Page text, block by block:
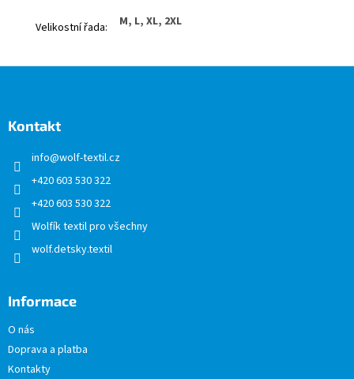
Velikostní řada: M, L, XL, 2XL
Kontakt
info@wolf-textil.cz
+420 603 530 322
+420 603 530 322
Wolfík textil pro všechny
wolf.detsky.textil
Informace
O nás
Doprava a platba
Kontakty